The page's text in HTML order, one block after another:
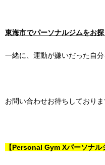
東海市でパーソナルジムをお
一緒に、運動が嫌いだった自分
お問い合わせお待ちしており
【Personal Gym Xパーソナル